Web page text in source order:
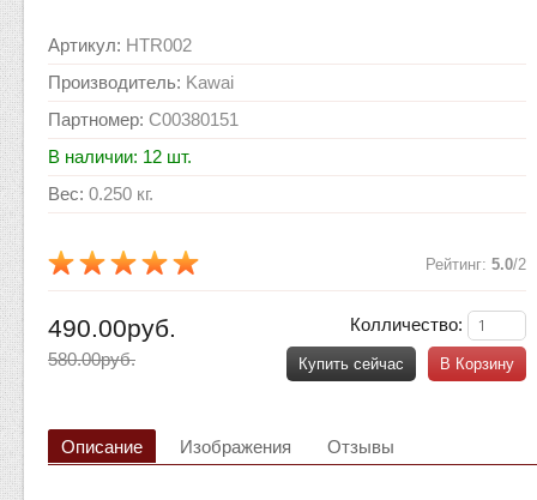
Артикул: HTR002
Производитель: Kawai
Партномер: C00380151
В наличии: 12 шт.
Вес: 0.250 кг.
Рейтинг: 5.0/2
Колличество:
В Корзину
Купить сейчас
490.00руб.
580.00руб.
Описание Изображения Отзывы